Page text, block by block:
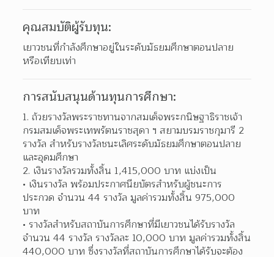
คุณสมบัติผู้รับทุน:
เยาวชนที่กำลังศึกษาอยู่ในระดับมัธยมศึกษาตอนปลาย
หรือเทียบเท่า
การสนับสนุนด้านทุนการศึกษา:
ถ้วยรางวัลพระราชทานจากสมเด็จพระกนิษฐาธิราชเจ้า
กรมสมเด็จพระเทพรัตนราชสุดา ฯ สยามบรมราชกุมารี 2
รางวัล สำหรับรางวัลชนะเลิศระดับมัธยมศึกษาตอนปลาย
และอุดมศึกษา
เงินรางวัลรวมทั้งสิ้น 1,415,000 บาท แบ่งเป็น
เงินรางวัล พร้อมประกาศนียบัตรสำหรับผู้ชนะการ
ประกวด จำนวน 44 รางวัล มูลค่ารวมทั้งสิ้น 975,000
บาท
รางวัลสำหรับสถาบันการศึกษาที่มีเยาวชนได้รับรางวัล
จำนวน 44 รางวัล รางวัลละ 10,000 บาท มูลค่ารวมทั้งสิ้น
440,000 บาท ซึ่งรางวัลที่สถาบันการศึกษาได้รับจะต้อง